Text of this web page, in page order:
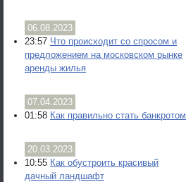
06.08.2023
23:57 Что происходит со спросом и
предложением на московском рынке
аренды жилья
07.04.2023
01:58 Как правильно стать банкротом
20.03.2023
10:55 Как обустроить красивый
дачный ландшафт